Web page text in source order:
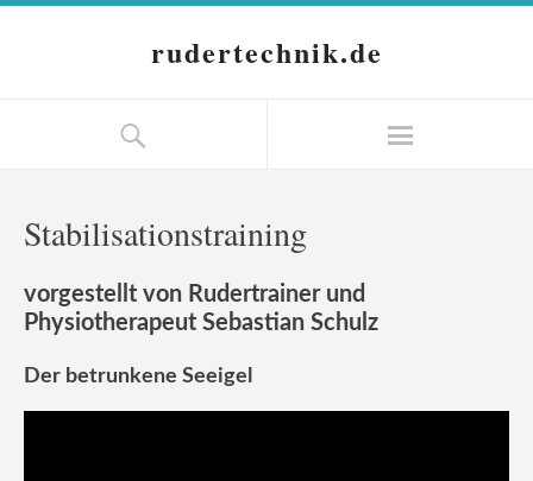
rudertechnik.de
Stabilisationstraining
vorgestellt von Rudertrainer und
Physiotherapeut Sebastian Schulz
Der betrunkene Seeigel